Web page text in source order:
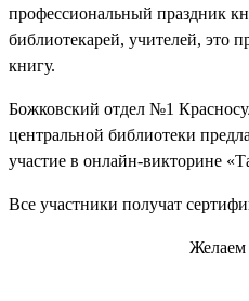
профессиональный праздник
библиотекарей, учителей, это
книгу.
Божковский отдел №1
центральной библиотеки
участие в онлайн-викторине
Все участники получат
Желаем